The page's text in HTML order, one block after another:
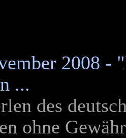
2008 -
...
des
ohne